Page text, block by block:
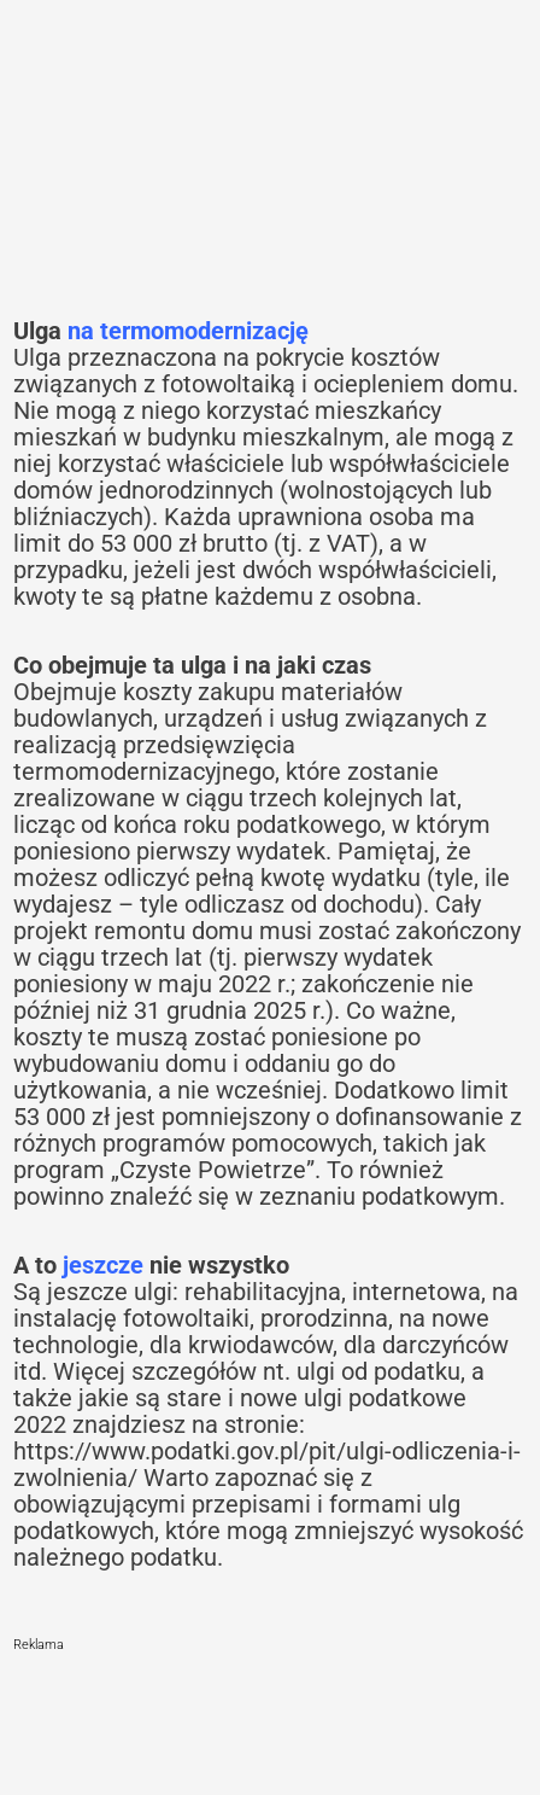
Ulga na termomodernizację
Ulga przeznaczona na pokrycie kosztów
związanych z fotowoltaiką i ociepleniem domu.
Nie mogą z niego korzystać mieszkańcy
mieszkań w budynku mieszkalnym, ale mogą z
niej korzystać właściciele lub współwłaściciele
domów jednorodzinnych (wolnostojących lub
bliźniaczych). Każda uprawniona osoba ma
limit do 53 000 zł brutto (tj. z VAT), a w
przypadku, jeżeli jest dwóch współwłaścicieli,
kwoty te są płatne każdemu z osobna.
Co obejmuje ta ulga i na jaki czas
Obejmuje koszty zakupu materiałów
budowlanych, urządzeń i usług związanych z
realizacją przedsięwzięcia
termomodernizacyjnego, które zostanie
zrealizowane w ciągu trzech kolejnych lat,
licząc od końca roku podatkowego, w którym
poniesiono pierwszy wydatek. Pamiętaj, że
możesz odliczyć pełną kwotę wydatku (tyle, ile
wydajesz – tyle odliczasz od dochodu). Cały
projekt remontu domu musi zostać zakończony
w ciągu trzech lat (tj. pierwszy wydatek
poniesiony w maju 2022 r.; zakończenie nie
później niż 31 grudnia 2025 r.). Co ważne,
koszty te muszą zostać poniesione po
wybudowaniu domu i oddaniu go do
użytkowania, a nie wcześniej. Dodatkowo limit
53 000 zł jest pomniejszony o dofinansowanie z
różnych programów pomocowych, takich jak
program „Czyste Powietrze”. To również
powinno znaleźć się w zeznaniu podatkowym.
A to jeszcze nie wszystko
Są jeszcze ulgi: rehabilitacyjna, internetowa, na
instalację fotowoltaiki, prorodzinna, na nowe
technologie, dla krwiodawców, dla darczyńców
itd. Więcej szczegółów nt. ulgi od podatku, a
także jakie są stare i nowe ulgi podatkowe
2022 znajdziesz na stronie:
https://www.podatki.gov.pl/pit/ulgi-odliczenia-i-
zwolnienia/ Warto zapoznać się z
obowiązującymi przepisami i formami ulg
podatkowych, które mogą zmniejszyć wysokość
należnego podatku.
Reklama